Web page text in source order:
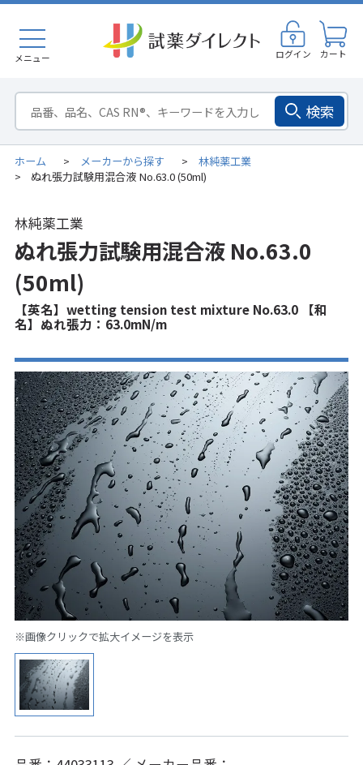
メニュー ログイン カート
検索
ホーム > メーカーから探す > 林純薬工業
> ぬれ張力試験用混合液 No.63.0 (50ml)
林純薬工業
ぬれ張力試験用混合液 No.63.0
(50ml)
【英名】wetting tension test mixture No.63.0 【和
名】ぬれ張力：63.0mN/m
※画像クリックで拡大イメージを表示